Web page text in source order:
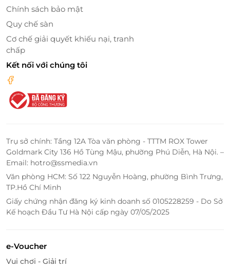
một tách cà phê nóng
một không gian thoáng đãng
đều hướng đến mục tiêu duy nhất:
tận hưởng cảm giác thư thái trọn vẹn trước giờ bay.
Chính sách bảo mật
Quy chế sàn
Cơ chế giải quyết khiếu nại, tranh
chấp
Kết nối với chúng tôi
Trụ sở chính: Tầng 12A Tòa văn phòng - TTTM ROX Tower
Goldmark City 136 Hồ Tùng Mậu, phường Phú Diễn, Hà Nội. –
Email: hotro@ssmedia.vn
Văn phòng HCM: Số 122 Nguyễn Hoàng, phường Bình Trưng,
TP.Hồ Chí Minh
Giấy chứng nhận đăng ký kinh doanh số 0105228259 - Do Sở
Kế hoạch Đầu Tư Hà Nội cấp ngày 07/05/2025
e-Voucher
Vui chơi - Giải trí